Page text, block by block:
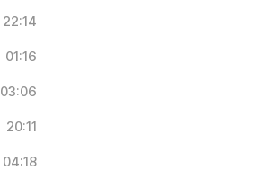
22:14
01:16
03:06
20:11
04:18